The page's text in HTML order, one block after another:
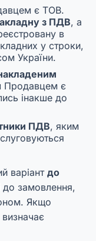
є ТОВ.
з ПДВ, а
в
у строки,
України.
Продавцем є
інакше до
ПДВ, яким
варіант до
до замовлення,
Якщо